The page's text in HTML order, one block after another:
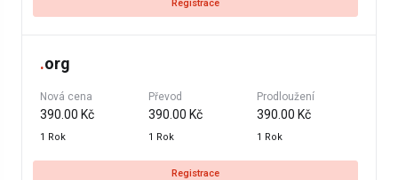
Registrace
.org
Nová cena
390.00 Kč
1 Rok
Převod
390.00 Kč
1 Rok
Prodloužení
390.00 Kč
1 Rok
Registrace